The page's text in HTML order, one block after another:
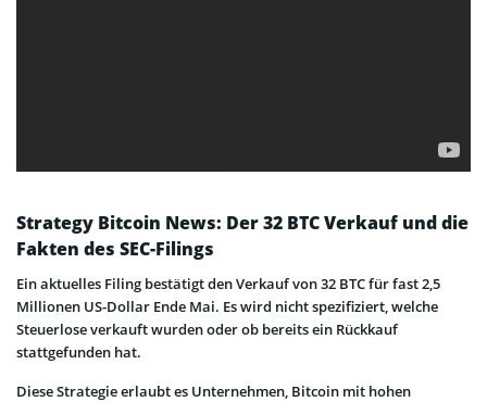
Strategy Bitcoin News: Der 32 BTC Verkauf und die
Fakten des SEC-Filings
Ein aktuelles Filing bestätigt den Verkauf von 32 BTC für fast 2,5
Millionen US-Dollar Ende Mai. Es wird nicht spezifiziert, welche
Steuerlose verkauft wurden oder ob bereits ein Rückkauf
stattgefunden hat.
Diese Strategie erlaubt es Unternehmen, Bitcoin mit hohen